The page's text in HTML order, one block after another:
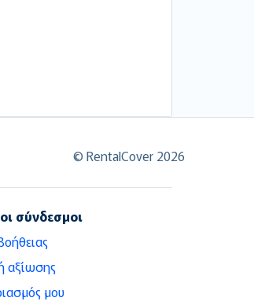
© RentalCover 2026
σύνδεσμοι
αξίωσης
μου